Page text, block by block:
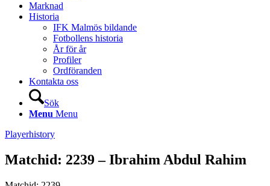
Marknad
Historia
IFK Malmös bildande
Fotbollens historia
År för år
Profiler
Ordföranden
Kontakta oss
Sök
Menu Menu
Playerhistory
Matchid: 2239 – Ibrahim Abdul Rahim